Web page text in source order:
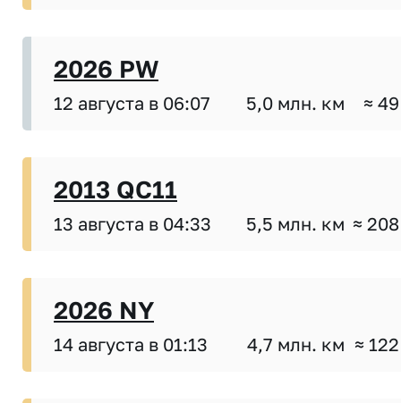
2026 PW
12 августа в 06:07 5,0 млн. км ≈
2013 QC11
13 августа в 04:33 5,5 млн. км ≈
2026 NY
14 августа в 01:13 4,7 млн. км ≈